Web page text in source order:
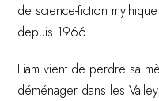
de science-fiction
depuis 1966.
Liam vient de perdre sa
déménager dans les